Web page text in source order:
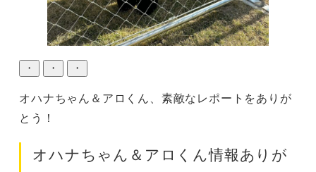
・ ・ ・
オハナちゃん＆アロくん、素敵なレポートをありが
とう！
オハナちゃん＆アロくん情報ありが